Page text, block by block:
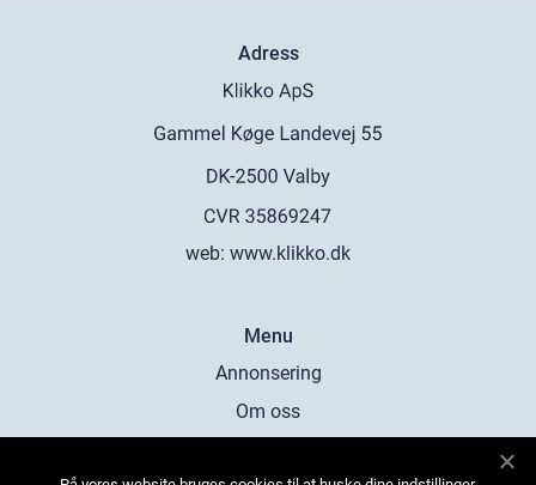
Adress
web: www.klikko.dk
Menu
Annonsering
Om oss